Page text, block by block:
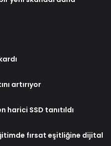
artırıyor
harici SSD tanıtıldı
fırsat eşitliğine dijital